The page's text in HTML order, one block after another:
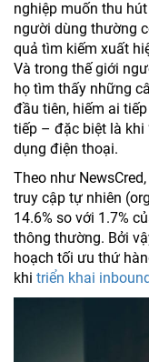
nghiệp muốn thu
người dùng thường
quả tìm kiếm xuất
Và trong thế giới
họ tìm thấy những
đầu tiên, hiếm ai
tiếp – đặc biệt là khi
dụng điện thoại.
Theo như
truy cập tự nhiên
14.6% so với 1.7%
thông thường. Bởi
hoạch tối ưu thứ
khi triển khai